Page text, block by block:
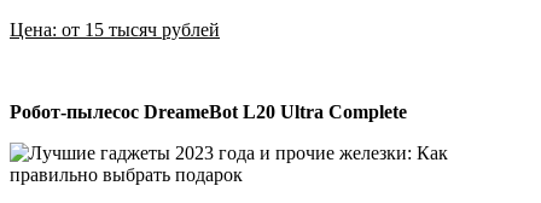
Цена: от 15 тысяч рублей
Робот-пылесос DreameBot L20 Ultra Complete